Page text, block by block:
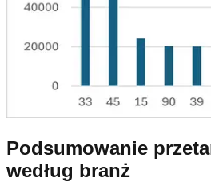
Podsumowanie
według branż